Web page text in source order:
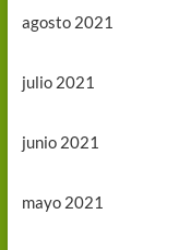
agosto 2021
julio 2021
junio 2021
mayo 2021